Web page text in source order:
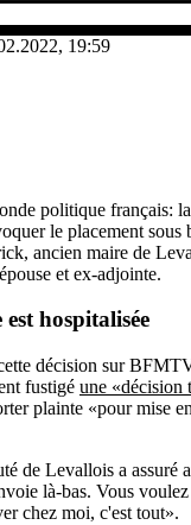
19:59
politique français:
le placement sous
ancien maire de
et ex-adjointe.
hospitalisée
décision sur
fustigé une «décision
plainte «pour mise
de Levallois a assuré
là-bas. Vous
chez moi, c'est tout».